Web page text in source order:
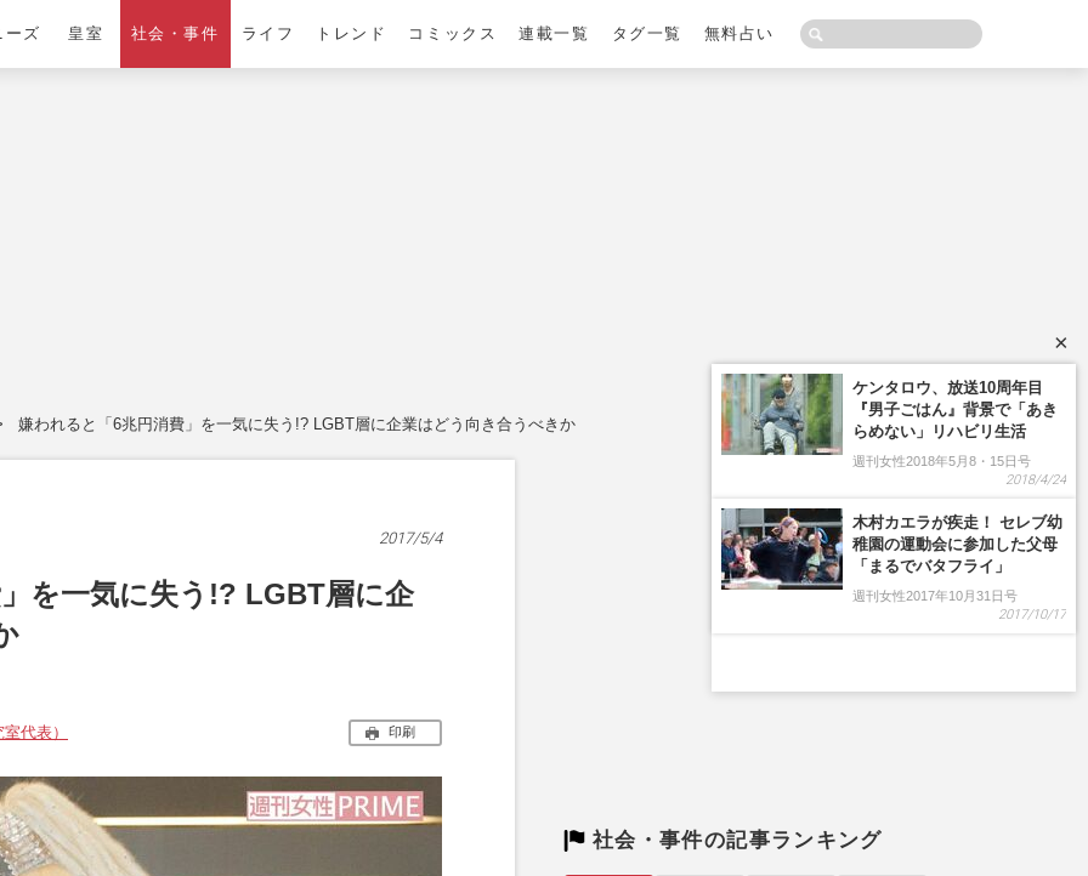
ーズ 皇室 社会・事件 ライフ トレンド コミックス 連載一覧 タグ一覧 無料占い
嫌われると「6兆円消費」を一気に失う!? LGBT層に企業はどう向き合うべきか
2017/5/4
を一気に失う!? LGBT層に企
代表） 印刷
社会・事件の記事ランキング
×
ケンタロウ、放送10周年目
『男子ごはん』背景で「あき
らめない」リハビリ生活
週刊女性2018年5月8・15日号
2018/4/24
木村カエラが疾走！ セレブ幼
稚園の運動会に参加した父母
「まるでバタフライ」
週刊女性2017年10月31日号
2017/10/17